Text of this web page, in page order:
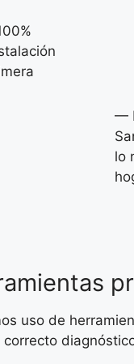
—
lo
uso de
correcto